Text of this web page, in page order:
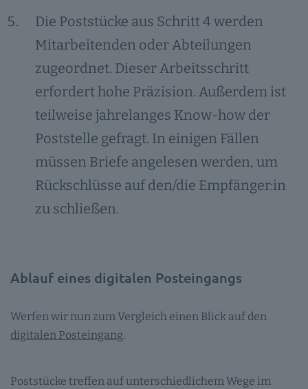
Die Poststücke aus Schritt 4 werden
Mitarbeitenden oder Abteilungen
zugeordnet. Dieser Arbeitsschritt
erfordert hohe Präzision. Außerdem ist
teilweise jahrelanges Know-how der
Poststelle gefragt. In einigen Fällen
müssen Briefe angelesen werden, um
Rückschlüsse auf den/die Empfänger:in
zu schließen.
Ablauf eines digitalen Posteingangs
Werfen wir nun zum Vergleich einen Blick auf den
digitalen Posteingang.
Poststücke treffen auf unterschiedlichem Wege im